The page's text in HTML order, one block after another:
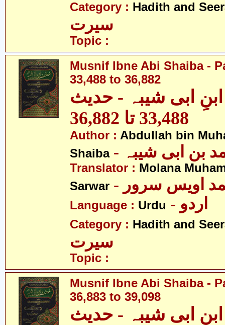
Category : Hadith and
سیرت
Topic :
Musnif Ibne Abi Shaiba -
33,488 to 36,882
ابی شیبہ - حدیث
33,488 تا 36,882
Author : Abdullah bin
Shaiba
بن ابی شیبہ
Translator : Molana
Sarwar
اویس سرور
Language : Urdu - اردو
Category : Hadith and
سیرت
Topic :
Musnif Ibne Abi Shaiba -
36,883 to 39,098
ابی شیبہ - حدیث